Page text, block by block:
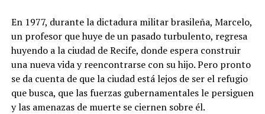
En 1977, durante la dictadura militar brasileña, Marcelo,
un profesor que huye de un pasado turbulento, regresa
huyendo a la ciudad de Recife, donde espera construir
una nueva vida y reencontrarse con su hijo. Pero pronto
se da cuenta de que la ciudad está lejos de ser el refugio
que busca, que las fuerzas gubernamentales le persiguen
y las amenazas de muerte se ciernen sobre él.